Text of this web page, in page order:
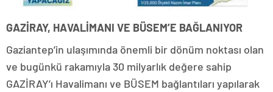
GAZİRAY, HAVALİMANI VE BÜSEM’E BAĞLANIYOR
Gaziantep’in ulaşımında önemli bir dönüm noktası olan
ve bugünkü rakamıyla 30 milyarlık değere sahip
GAZİRAY’ı Havalimanı ve BÜSEM bağlantıları yapılarak